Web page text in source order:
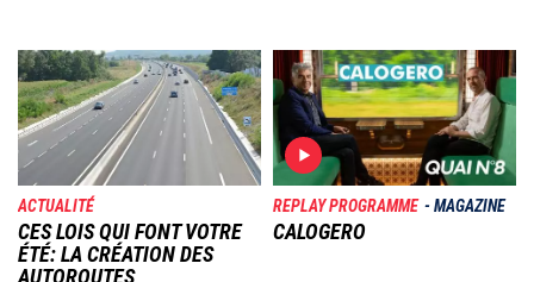
Image
ACTUALITÉ
CES LOIS QUI FONT VOTRE
ÉTÉ: LA CRÉATION DES
Image
REPLAY PROGRAMME MAGAZINE
CALOGERO